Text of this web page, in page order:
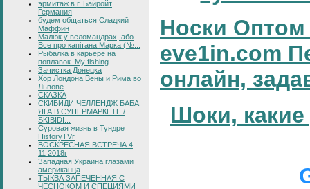
эрмитаж в г. Байройт
Германия
будем общаться Сладкий
Маффин
Малюк у веломандрах, або
Все про капітана Марка (№...
Рыбалка в карьере на
поплавок. My fishing
Зачистка Донецка
Хор Лондона Вены и Рима во
Львове
СКАЗКА
СКИБИДИ ЧЕЛЛЕНДЖ БАБА
ЯГА В СУПЕРМАРКЕТЕ /
SKIBIDI...
Суровая жизнь в Тундре
HistoryTVr
ВОСКРЕСНАЯ ВСТРЕЧА 4
11 2018г
Западная Украина глазами
американца
ТЫКВА ЗАПЕЧЁННАЯ С
ЧЕСНОКОМ И СПЕЦИЯМИ
Носки Оптом
eve1in.com
онлайн,
Шоки, какие